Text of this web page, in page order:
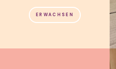
ERWACHSEN